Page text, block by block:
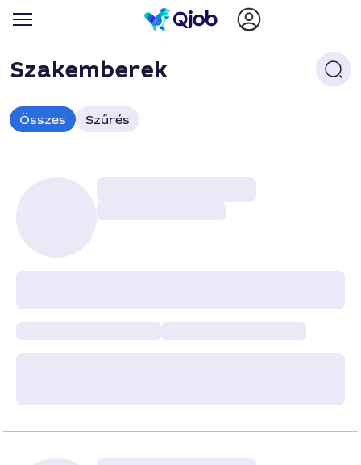
Szakemberek
Összes Szűrés